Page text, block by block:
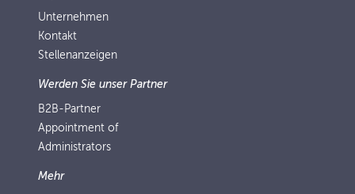
Unternehmen
Kontakt
Stellenanzeigen
Werden Sie unser Partner
B2B-Partner
Appointment of
Administrators
Mehr